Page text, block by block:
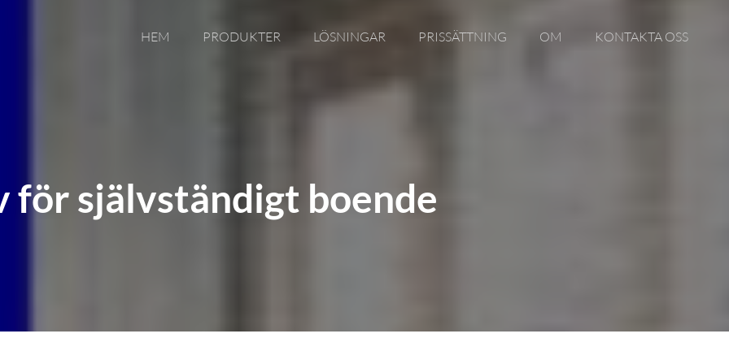
HEM PRODUKTER LÖSNINGAR PRISSÄTTNING OM KONTAKTA OSS
för självständigt boende